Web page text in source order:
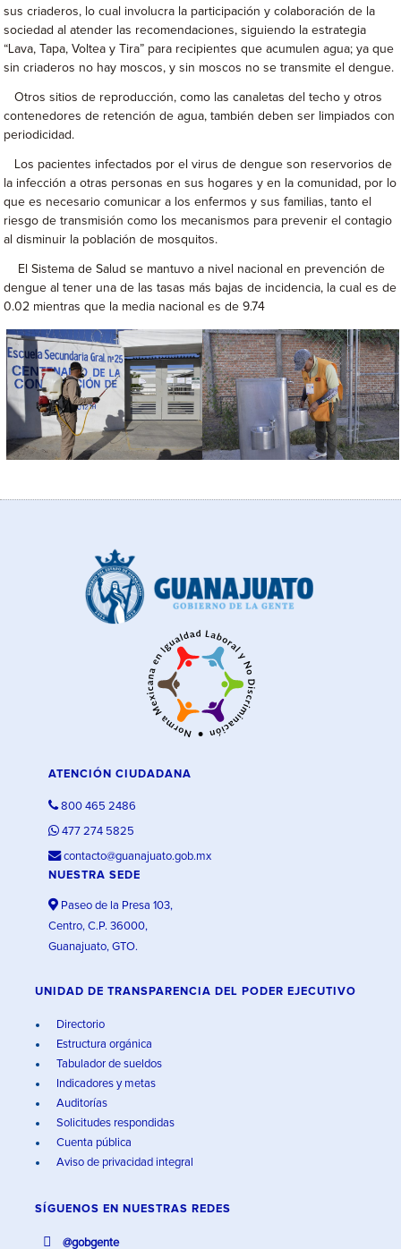
sus criaderos, lo cual involucra la participación y colaboración de la
sociedad al atender las recomendaciones, siguiendo la estrategia
“Lava, Tapa, Voltea y Tira” para recipientes que acumulen agua; ya que
sin criaderos no hay moscos, y sin moscos no se transmite el dengue.
Otros sitios de reproducción, como las canaletas del techo y otros
contenedores de retención de agua, también deben ser limpiados con
periodicidad.
Los pacientes infectados por el virus de dengue son reservorios de
la infección a otras personas en sus hogares y en la comunidad, por lo
que es necesario comunicar a los enfermos y sus familias, tanto el
riesgo de transmisión como los mecanismos para prevenir el contagio
al disminuir la población de mosquitos.
El Sistema de Salud se mantuvo a nivel nacional en prevención de
dengue al tener una de las tasas más bajas de incidencia, la cual es de
0.02 mientras que la media nacional es de 9.74
ATENCIÓN CIUDADANA
800 465 2486
477 274 5825
contacto@guanajuato.gob.mx
NUESTRA SEDE
Paseo de la Presa 103,
Centro, C.P. 36000,
Guanajuato, GTO.
UNIDAD DE TRANSPARENCIA DEL PODER EJECUTIVO
Directorio
Estructura orgánica
Tabulador de sueldos
Indicadores y metas
Auditorías
Solicitudes respondidas
Cuenta pública
Aviso de privacidad integral
SÍGUENOS EN NUESTRAS REDES
@gobgente